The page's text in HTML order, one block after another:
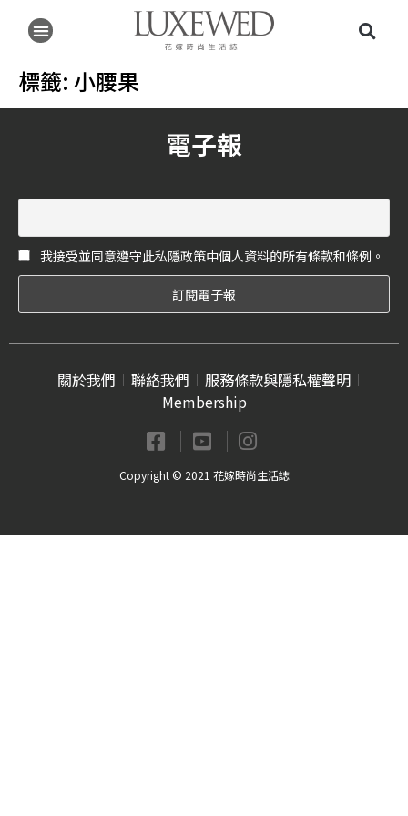
標籤: 小腰果
電子報
我接受並同意遵守此私隱政策中個人資料的所有條款和條例。
關於我們 聯絡我們
服務條款與隱私權聲明
Membership
Copyright © 2021 花嫁時尚生活誌